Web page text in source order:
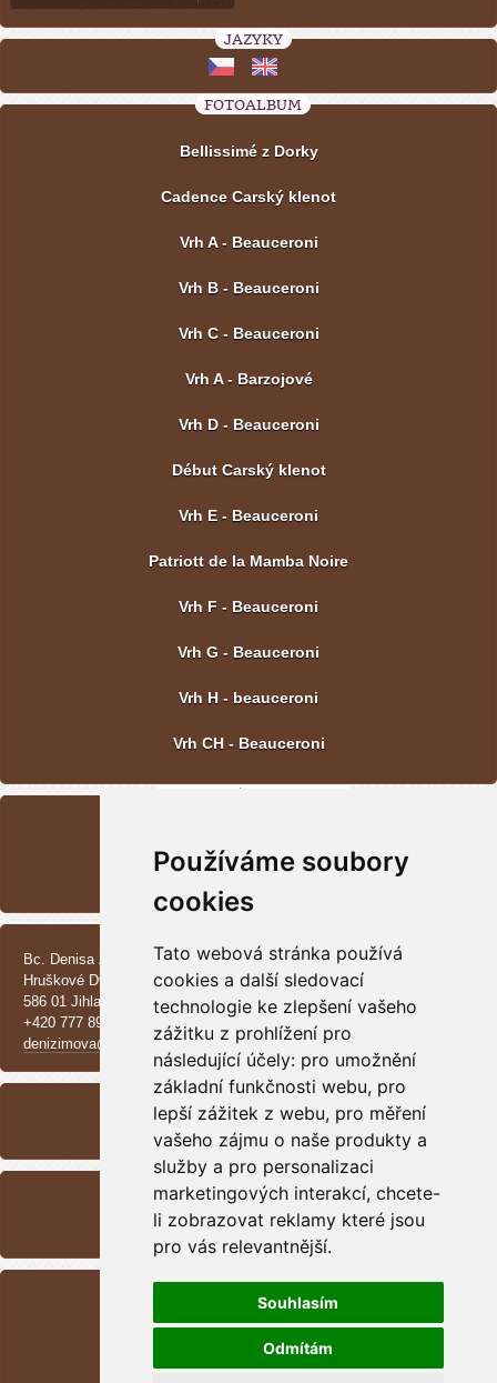
Používáme soubory
cookies
Tato webová stránka používá
cookies a další sledovací
technologie ke zlepšení vašeho
zážitku z prohlížení pro
následující účely: pro umožnění
základní funkčnosti webu, pro
lepší zážitek z webu, pro měření
vašeho zájmu o naše produkty a
služby a pro personalizaci
marketingových interakcí, chcete-
li zobrazovat reklamy které jsou
pro vás relevantnější.
Souhlasím
Odmítám
JAZYKY
FOTOALBUM
Bellissimé z Dorky
Cadence Carský klenot
Vrh A - Beauceroni
Vrh B - Beauceroni
Vrh C - Beauceroni
Vrh A - Barzojové
Vrh D - Beauceroni
Début Carský klenot
Vrh E - Beauceroni
Patriott de la Mamba Noire
Vrh F - Beauceroni
Vrh G - Beauceroni
Vrh H - beauceroni
Vrh CH - Beauceroni
Bc. Denisa Zimová
Hruškové Dvory 370 E
586 01 Jihlava
+420 777 890 137
denizimova@seznam.cz
ARCHIV
<< září / 2025 >>
RSS
Přehled zdrojů
1699251
Měsíc:
47397
657